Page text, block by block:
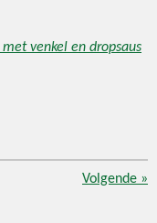
venkel en dropsaus
Volgende »